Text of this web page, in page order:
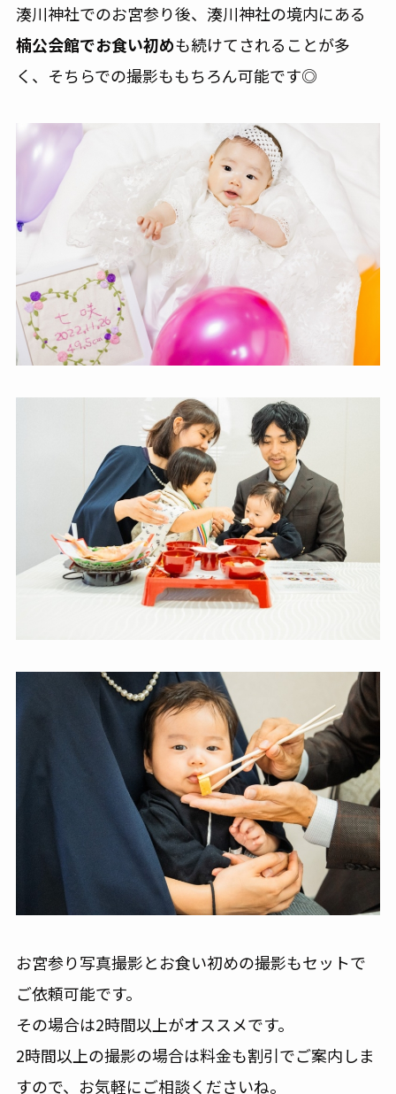
湊川神社でのお宮参り後、湊川神社の境内にある
楠公会館でお食い初めも続けてされることが多
く、そちらでの撮影ももちろん可能です◎
お宮参り写真撮影とお食い初めの撮影もセットで
ご依頼可能です。
その場合は2時間以上がオススメです。
2時間以上の撮影の場合は料金も割引でご案内しま
すので、お気軽にご相談くださいね。